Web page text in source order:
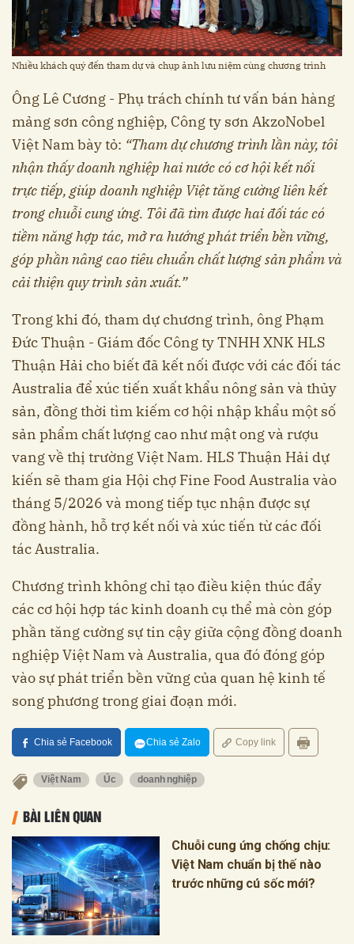
Nhiều khách quý đến tham dự và chụp ảnh lưu niệm cùng chương trình
Ông Lê Cương - Phụ trách chính tư vấn bán hàng
mảng sơn công nghiệp, Công ty sơn AkzoNobel
Việt Nam bày tỏ: “Tham dự chương trình lần này, tôi
nhận thấy doanh nghiệp hai nước có cơ hội kết nối
trực tiếp, giúp doanh nghiệp Việt tăng cường liên kết
trong chuỗi cung ứng. Tôi đã tìm được hai đối tác có
tiềm năng hợp tác, mở ra hướng phát triển bền vững,
góp phần nâng cao tiêu chuẩn chất lượng sản phẩm và
cải thiện quy trình sản xuất.”
Trong khi đó, tham dự chương trình, ông Phạm
Đức Thuận - Giám đốc Công ty TNHH XNK HLS
Thuận Hải cho biết đã kết nối được với các đối tác
Australia để xúc tiến xuất khẩu nông sản và thủy
sản, đồng thời tìm kiếm cơ hội nhập khẩu một số
sản phẩm chất lượng cao như mật ong và rượu
vang về thị trường Việt Nam. HLS Thuận Hải dự
kiến sẽ tham gia Hội chợ Fine Food Australia vào
tháng 5/2026 và mong tiếp tục nhận được sự
đồng hành, hỗ trợ kết nối và xúc tiến từ các đối
tác Australia.
Chương trình không chỉ tạo điều kiện thúc đẩy
các cơ hội hợp tác kinh doanh cụ thể mà còn góp
phần tăng cường sự tin cậy giữa cộng đồng doanh
nghiệp Việt Nam và Australia, qua đó đóng góp
vào sự phát triển bền vững của quan hệ kinh tế
song phương trong giai đoạn mới.
Chia sẻ Facebook Chia sẻ Zalo Copy link
Việt Nam Úc doanh nghiệp
BÀI LIÊN QUAN
Chuỗi cung ứng chống chịu:
Việt Nam chuẩn bị thế nào
trước những cú sốc mới?